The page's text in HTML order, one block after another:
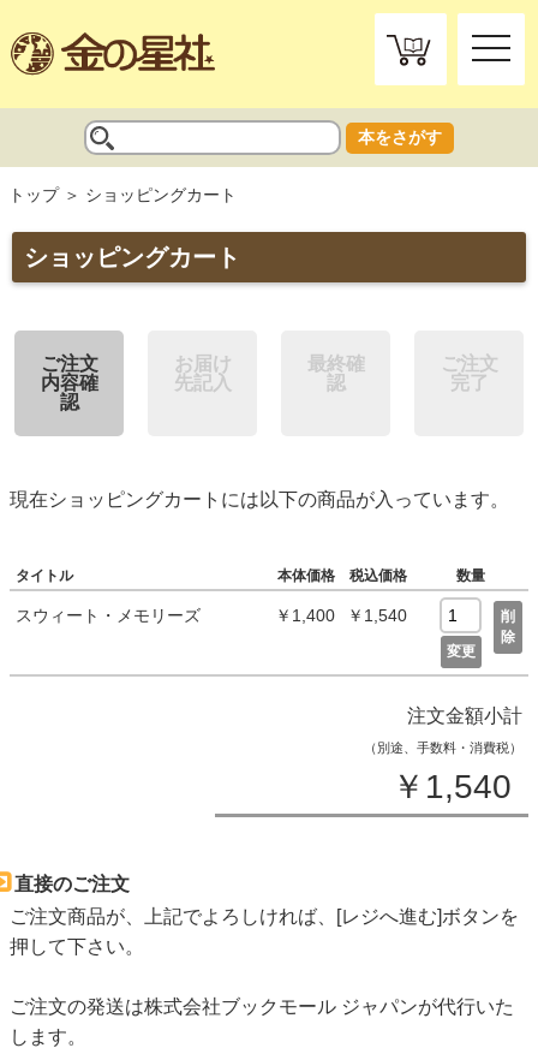
toggle
本をさがす
トップ ショッピングカート
ショッピングカート
ご注文
内容確
認
お届け
先記入
最終確
認
ご注文
完了
現在ショッピングカートには以下の商品が入っています。
タイトル 本体価格 税込価格 数量
スウィート・メモリーズ ￥1,400 ￥1,540
変更
削
除
注文金額小計
（別途、手数料・消費税）
￥1,540
直接のご注文
ご注文商品が、上記でよろしければ、[レジへ進む]ボタンを
押して下さい。
ご注文の発送は株式会社ブックモール ジャパンが代行いた
します。